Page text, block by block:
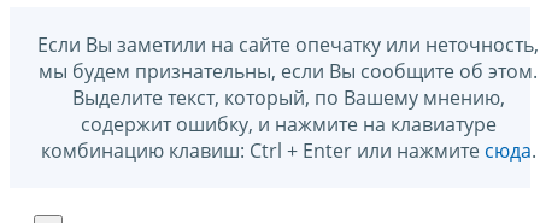
Если Вы заметили на сайте опечатку или неточность,
мы будем признательны, если Вы сообщите об этом.
Выделите текст, который, по Вашему мнению,
содержит ошибку, и нажмите на клавиатуре
комбинацию клавиш: Ctrl + Enter или нажмите сюда.